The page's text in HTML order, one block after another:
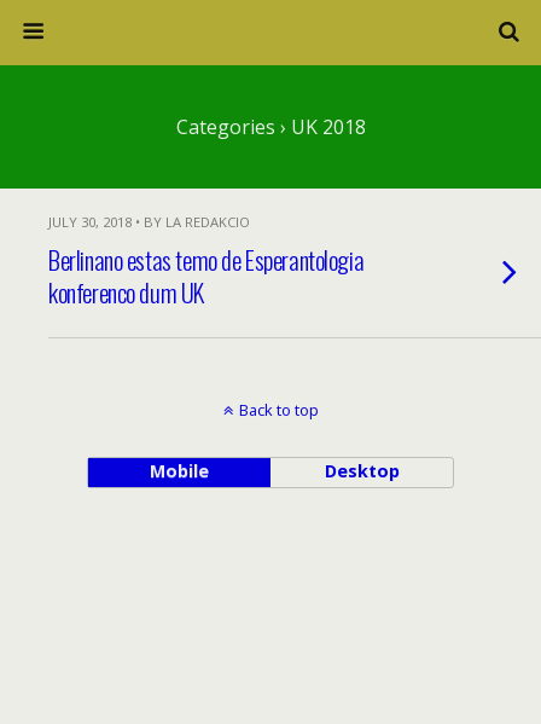
Categories › UK 2018
JULY 30, 2018 • BY LA REDAKCIO
Berlinano estas temo de Esperantologia
konferenco dum UK
Back to top
Mobile Desktop